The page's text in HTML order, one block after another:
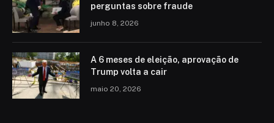
perguntas sobre fraude
junho 8, 2026
A 6 meses de eleição, aprovação de
Trump volta a cair
maio 20, 2026